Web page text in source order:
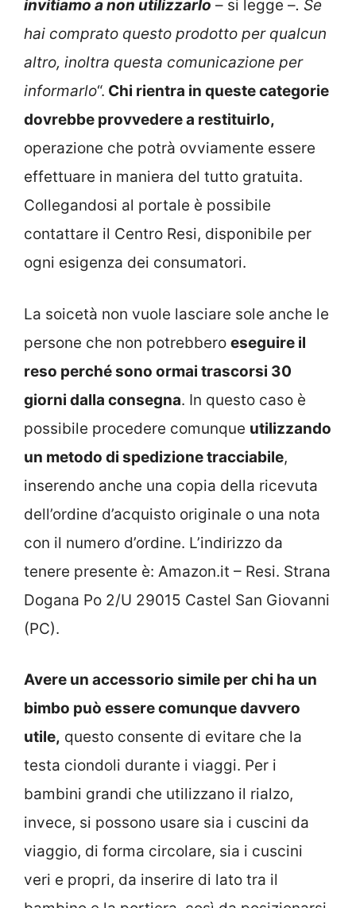
invitiamo a non utilizzarlo – si legge –. Se
hai comprato questo prodotto per qualcun
altro, inoltra questa comunicazione per
informarlo“. Chi rientra in queste categorie
dovrebbe provvedere a restituirlo,
operazione che potrà ovviamente essere
effettuare in maniera del tutto gratuita.
Collegandosi al portale è possibile
contattare il Centro Resi, disponibile per
ogni esigenza dei consumatori.
La soicetà non vuole lasciare sole anche le
persone che non potrebbero eseguire il
reso perché sono ormai trascorsi 30
giorni dalla consegna. In questo caso è
possibile procedere comunque utilizzando
un metodo di spedizione tracciabile,
inserendo anche una copia della ricevuta
dell’ordine d’acquisto originale o una nota
con il numero d’ordine. L’indirizzo da
tenere presente è: Amazon.it – Resi. Strana
Dogana Po 2/U 29015 Castel San Giovanni
(PC).
Avere un accessorio simile per chi ha un
bimbo può essere comunque davvero
utile, questo consente di evitare che la
testa ciondoli durante i viaggi. Per i
bambini grandi che utilizzano il rialzo,
invece, si possono usare sia i cuscini da
viaggio, di forma circolare, sia i cuscini
veri e propri, da inserire di lato tra il